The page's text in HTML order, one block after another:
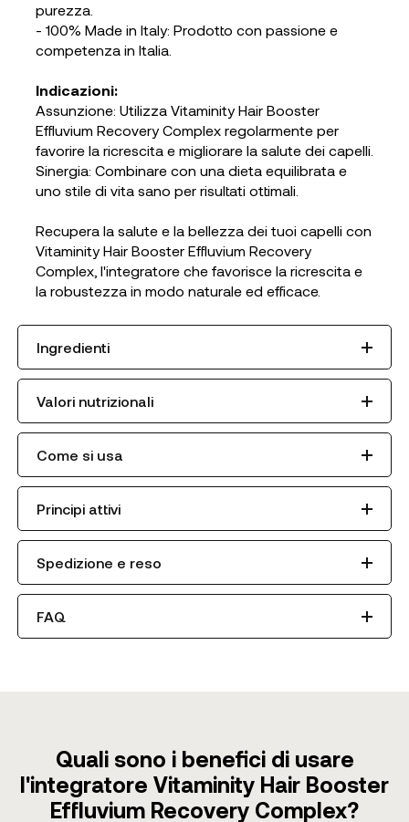
purezza.
- 100% Made in Italy: Prodotto con passione e
competenza in Italia.
Indicazioni:
Assunzione: Utilizza Vitaminity Hair Booster
Effluvium Recovery Complex regolarmente per
favorire la ricrescita e migliorare la salute dei capelli.
Sinergia: Combinare con una dieta equilibrata e
uno stile di vita sano per risultati ottimali.
Recupera la salute e la bellezza dei tuoi capelli con
Vitaminity Hair Booster Effluvium Recovery
Complex, l'integratore che favorisce la ricrescita e
la robustezza in modo naturale ed efficace.
Ingredienti
Valori nutrizionali
Come si usa
Principi attivi
Spedizione e reso
FAQ
Quali sono i benefici di usare
l'integratore Vitaminity Hair Booster
Effluvium Recovery Complex?